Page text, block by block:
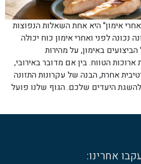
אימון" היא אחת השאלות הנפוצות
נכונה לפני ואחרי אימון כוח יכולה
באימון, על מהירות
הטווח. בין אם מדובר באירובי,
אחרת, הבנה של עקרונות התזונה
היעדים שלכם. הגוף שלנו פועל
אחרינו: